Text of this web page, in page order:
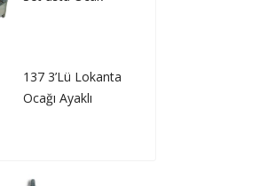
137 3’Lü Lokanta
Ocağı Ayaklı